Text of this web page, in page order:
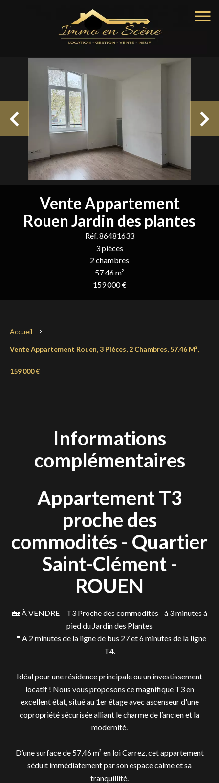
Vente Appartement
Rouen Jardin des plantes
Réf. 86481633
3 pièces
2 chambres
57.46 m²
159 000 €
Accueil
Vente Appartement Rouen, 3 Pièces, 2 Chambres, 57.46 M²,
159 000 €
Informations
complémentaires
Appartement T3
proche des
commodités - Quartier
Saint-Clément -
ROUEN
🏡 À VENDRE – T3 Proche des commodités - à 3 minutes à
pied du Jardin des Plantes
📍 A 2 minutes de la ligne de bus 27 et 6 minutes de la ligne
T4.
Idéal pour une résidence principale ou un investissement
locatif ! Nous vous proposons ce magnifique T3 en
excellent état, situé au 1er étage avec ascenseur d'une
copropriété sécurisée alliant le charme de l’ancien et la
modernité.
D’une surface de 57,46 m² en loi Carrez, cet appartement
séduit immédiatement par son espace calme et sa
tranquillité.